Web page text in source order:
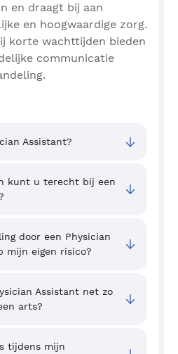
en draagt bij aan
en hoogwaardige zorg.
korte wachttijden bieden
communicatie
Assistant?
kunt u terecht bij een
door een Physician
mijn eigen risico?
Assistant net zo
arts?
tijdens mijn